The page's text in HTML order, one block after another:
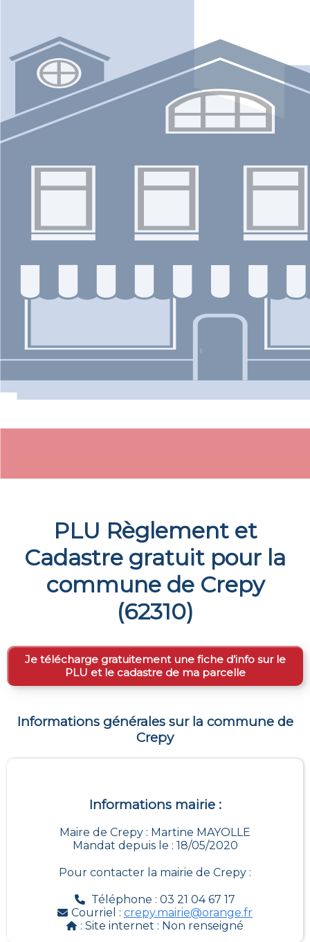
PLU Règlement et
Cadastre gratuit pour la
commune de Crepy
(62310)
Je télécharge gratuitement une fiche d’info sur le
PLU et le cadastre de ma parcelle
Informations générales sur la commune de
Crepy
Informations mairie :
Maire de Crepy : Martine MAYOLLE
Mandat depuis le : 18/05/2020
Pour contacter la mairie de Crepy :
Téléphone : 03 21 04 67 17
Courriel : crepy.mairie@orange.fr
: Site internet : Non renseigné